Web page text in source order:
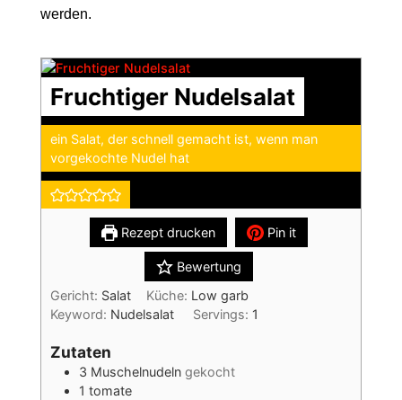
werden.
Fruchtiger Nudelsalat
ein Salat, der schnell gemacht ist, wenn man
vorgekochte Nudel hat
Rezept drucken Pin it
Bewertung
Gericht: Salat Küche: Low garb
Keyword: Nudelsalat Servings: 1
Zutaten
3 Muschelnudeln gekocht
1 tomate